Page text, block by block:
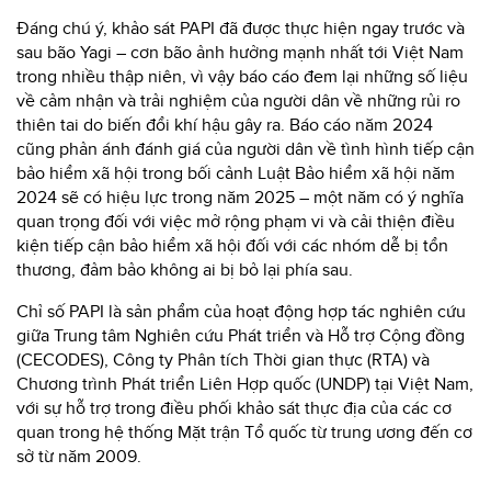
Đáng chú ý, khảo sát PAPI đã được thực hiện ngay trước và
sau bão Yagi – cơn bão ảnh hưởng mạnh nhất tới Việt Nam
trong nhiều thập niên, vì vậy báo cáo đem lại những số liệu
về cảm nhận và trải nghiệm của người dân về những rủi ro
thiên tai do biến đổi khí hậu gây ra. Báo cáo năm 2024
cũng phản ánh đánh giá của người dân về tình hình tiếp cận
bảo hiểm xã hội trong bối cảnh Luật Bảo hiểm xã hội năm
2024 sẽ có hiệu lực trong năm 2025 – một năm có ý nghĩa
quan trọng đối với việc mở rộng phạm vi và cải thiện điều
kiện tiếp cận bảo hiểm xã hội đối với các nhóm dễ bị tổn
thương, đảm bảo không ai bị bỏ lại phía sau.
Chỉ số PAPI là sản phẩm của hoạt động hợp tác nghiên cứu
giữa Trung tâm Nghiên cứu Phát triển và Hỗ trợ Cộng đồng
(CECODES), Công ty Phân tích Thời gian thực (RTA) và
Chương trình Phát triển Liên Hợp quốc (UNDP) tại Việt Nam,
với sự hỗ trợ trong điều phối khảo sát thực địa của các cơ
quan trong hệ thống Mặt trận Tổ quốc từ trung ương đến cơ
sở từ năm 2009.